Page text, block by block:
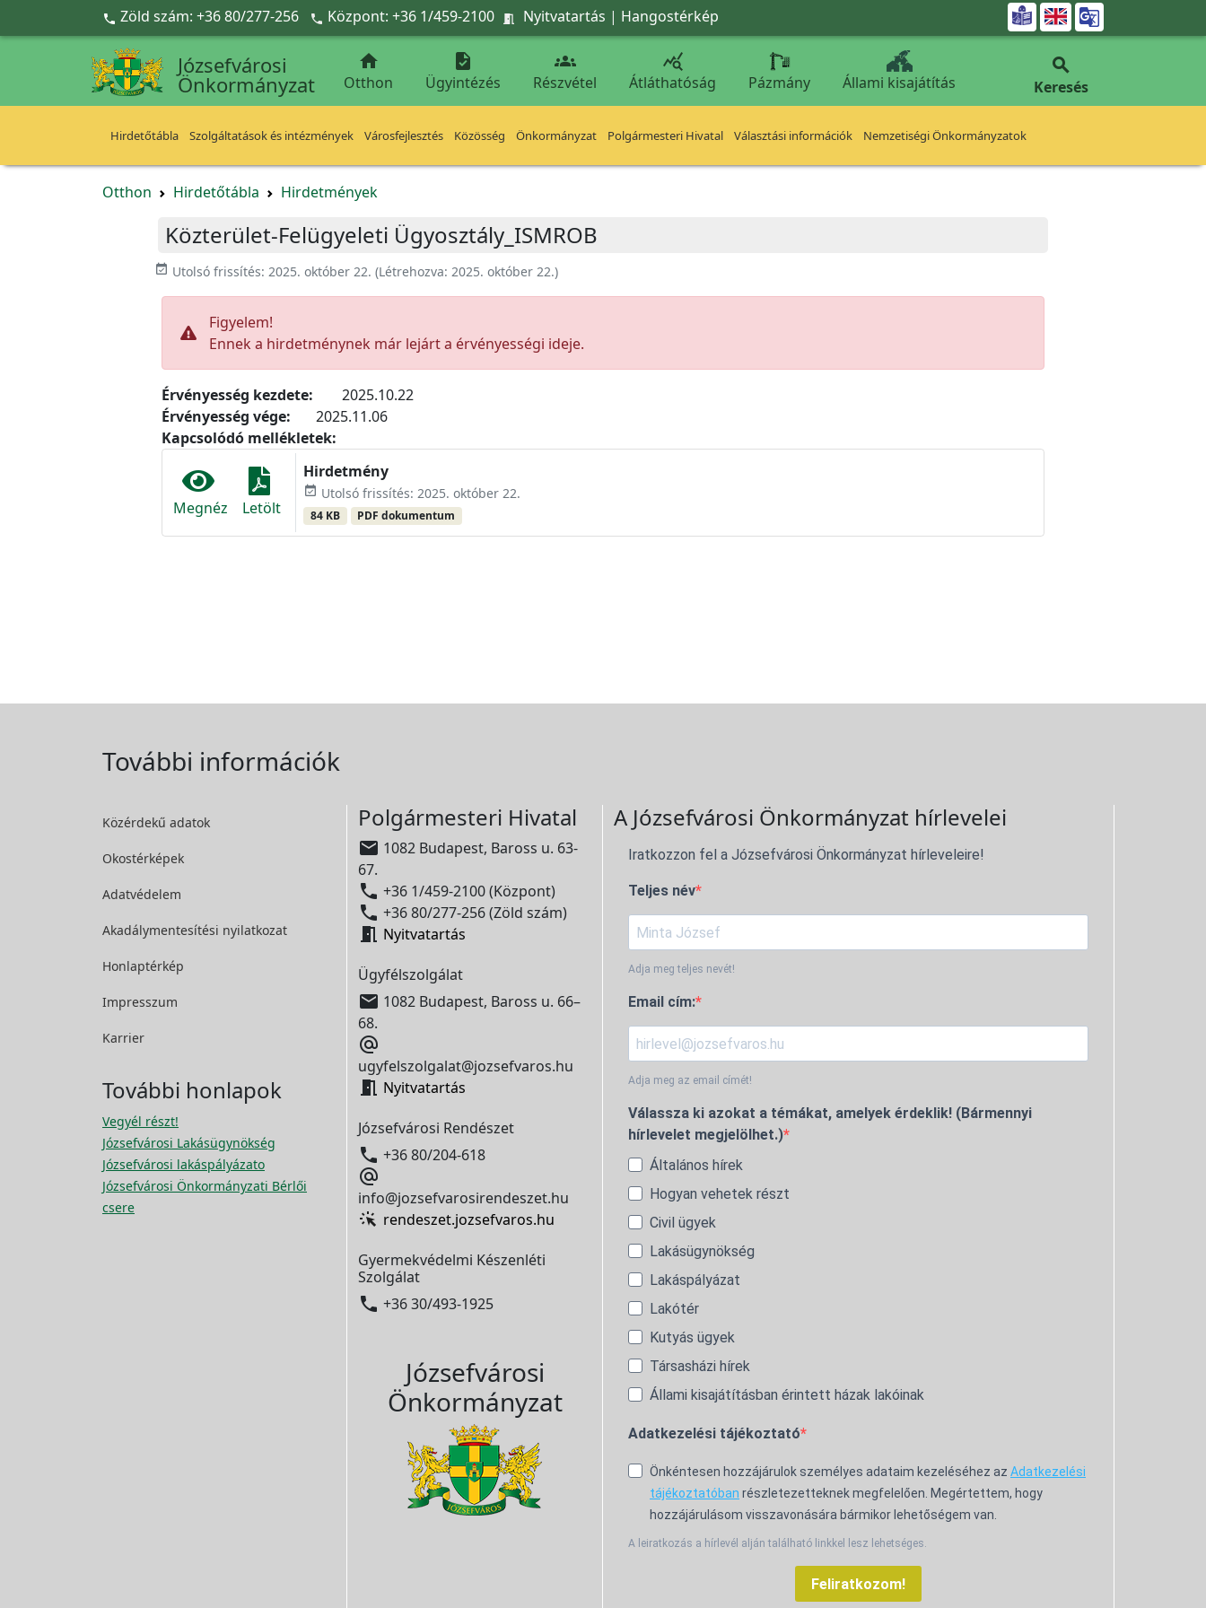
Ugrás a fő tartalomra
 Zöld szám: +36 80/277-256  Központ: +36 1/459-2100  Nyitvatartás | Hangostérkép 
Józsefvárosi
Önkormányzat

Otthon

Ügyintézés

Részvétel

Átláthatóság Pázmány Állami kisajátítás

Keresés
Hirdetőtábla Szolgáltatások és intézmények Városfejlesztés Közösség Önkormányzat Polgármesteri Hivatal Választási információk Nemzetiségi Önkormányzatok
Otthon Hirdetőtábla Hirdetmények
Közterület-Felügyeleti Ügyosztály_ISMROB
event_available Utolsó frissítés: 2025. október 22. (Létrehozva: 2025. október 22.)
Figyelem!
Ennek a hirdetménynek már lejárt a érvényességi ideje.
Érvényesség kezdete:
2025.10.22
Érvényesség vége:
2025.11.06
Kapcsolódó mellékletek:
Megnéz Letölt
Hirdetmény
event_available Utolsó frissítés: 2025. október 22.
84 KB PDF dokumentum
További információk
Közérdekű adatok
Okostérképek
Adatvédelem
Akadálymentesítési nyilatkozat
Honlaptérkép
Impresszum
Karrier
További honlapok
Vegyél részt!
Józsefvárosi Lakásügynökség
Józsefvárosi lakáspályázato
Józsefvárosi Önkormányzati Bérlői
csere
Polgármesteri Hivatal
 1082 Budapest, Baross u. 63-
67.
 +36 1/459-2100 (Központ)
 +36 80/277-256 (Zöld szám)
 Nyitvatartás
Ügyfélszolgálat
 1082 Budapest, Baross u. 66–
68.

ugyfelszolgalat@jozsefvaros.hu
 Nyitvatartás
Józsefvárosi Rendészet
 +36 80/204-618

info@jozsefvarosirendeszet.hu
rendeszet.jozsefvaros.hu
Gyermekvédelmi Készenléti
Szolgálat
 +36 30/493-1925
Józsefvárosi
Önkormányzat
A Józsefvárosi Önkormányzat hírlevelei
Iratkozzon fel a Józsefvárosi Önkormányzat hírleveleire!
Teljes név
Adja meg teljes nevét!
Email cím:
Adja meg az email címét!
Válassza ki azokat a témákat, amelyek érdeklik! (Bármennyi
hírlevelet megjelölhet.)
Általános hírek
Hogyan vehetek részt
Civil ügyek
Lakásügynökség
Lakáspályázat
Lakótér
Kutyás ügyek
Társasházi hírek
Állami kisajátításban érintett házak lakóinak
Adatkezelési tájékoztató
Önkéntesen hozzájárulok személyes adataim kezeléséhez az Adatkezelési
tájékoztatóban részletezetteknek megfelelően. Megértettem, hogy
hozzájárulásom visszavonására bármikor lehetőségem van.
A leiratkozás a hírlevél alján található linkkel lesz lehetséges.
Feliratkozom!